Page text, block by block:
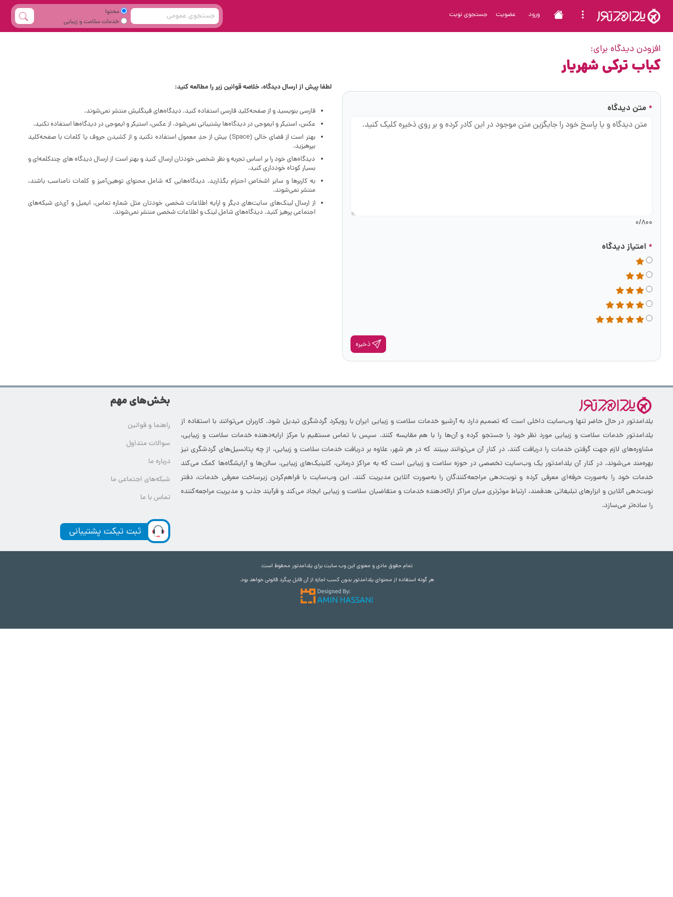
ورود عضویت جستجوی نوبت
محتوا
خدمات سلامت و زیبایی
افزودن دیدگاه برای:
کباب ترکی شهریار
* متن دیدگاه
0/800
* امتیاز دیدگاه
ذخیره
لطفا پیش از ارسال دیدگاه، خلاصه قوانین زیر را مطالعه کنید:
فارسی بنویسید و از صفحه‌کلید فارسی استفاده کنید. دیدگاه‌های فینگلیش منتشر نمی‌شوند.
عکس، استیکر و ایموجی در دیدگاه‌ها پشتیبانی نمی‌شود. از عکس، استیکر و ایموجی در دیدگاه‌ها استفاده نکنید.
بهتر است از فضای خالی (Space) بیش‌ از‌ حدِ معمول استفاده نکنید و از کشیدن حروف یا کلمات با صفحه‌کلید
بپرهیزید.
دیدگاه‌های خود را بر اساس تجربه و نظر شخصی خودتان ارسال کنید و بهتر است از ارسال دیدگاه های چندکلمه‌‌ای و
بسیار کوتاه خودداری کنید.
به کاربرها و سایر اشخاص احترام بگذارید. دیدگاه‌هایی که شامل محتوای توهین‌آمیز و کلمات نامناسب باشند،
منتشر نمی‌شوند.
از ارسال لینک‌های سایت‌های دیگر و ارایه اطلاعات شخصی خودتان مثل شماره تماس، ایمیل و آی‌دی شبکه‌های
اجتماعی پرهیز کنید. دیدگاه‌های شامل لینک و اطلاعات شخصی منتشر نمی‌شوند.
یلدامدتور در حال حاضر تنها وب‌سایت داخلی است که تصمیم دارد به آرشیو خدمات سلامت و زیبایی ایران با رویکرد گردشگری تبدیل شود. کاربران می‌توانند با استفاده از
یلدامدتور خدمات سلامت و زیبایی مورد نظر خود را جستجو کرده و آن‌ها را با هم مقایسه کنند. سپس با تماس مستقیم با مرکز ارایه‌دهنده خدمات سلامت و زیبایی،
مشاوره‌های لازم جهت گرفتن خدمات را دریافت کنند. در کنار آن می‌توانند ببینند که در هر شهر، علاوه بر دریافت خدمات سلامت و زیبایی، از چه پتانسیل‌های گردشگری نیز
بهره‌مند می‌شوند. در کنار آن یلدامدتور یک وب‌سایت تخصصی در حوزه سلامت و زیبایی است که به مراکز درمانی، کلینیک‌های زیبایی، سالن‌ها و آرایشگاه‌ها کمک می‌کند
خدمات خود را به‌صورت حرفه‌ای معرفی کرده و نوبت‌دهی مراجعه‌کنندگان را به‌صورت آنلاین مدیریت کنند. این وب‌سایت با فراهم‌کردن زیرساخت معرفی خدمات، دفتر
نوبت‌دهی آنلاین و ابزارهای تبلیغاتی هدفمند، ارتباط موثرتری میان مراکز ارائه‌دهنده خدمات و متقاضیان سلامت و زیبایی ایجاد می‌کند و فرآیند جذب و مدیریت مراجعه‌کننده
را ساده‌تر می‌سازد.
بخش‌های مهم
راهنما و قوانین
سوالات متداول
درباره ما
شبکه‌های اجتماعی ما
تماس با ما
ثبت تیکت پشتیبانی
تمام حقوق مادی و معنوی این وب سایت برای یلدامدتور محفوظ است.
هر گونه استفاده از محتوای یلدامدتور بدون کسب اجازه از آن قابل پیگرد قانونی خواهد بود.